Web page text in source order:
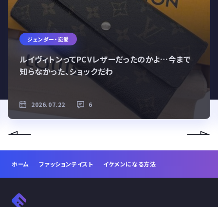
ジェンダー・恋愛
ルイヴィトンってPCVレザーだったのかよ…今まで
知らなかった、ショックだわ
2026.07.22 6
ホーム ファッションテイスト イケメンになる方法